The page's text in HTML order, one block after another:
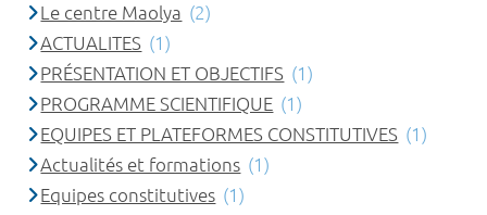
Le centre Maolya (2)
ACTUALITES (1)
PRÉSENTATION ET OBJECTIFS (1)
PROGRAMME SCIENTIFIQUE (1)
EQUIPES ET PLATEFORMES CONSTITUTIVES (1)
Actualités et formations (1)
Equipes constitutives (1)